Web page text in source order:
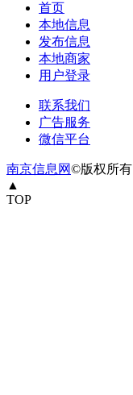
首页
本地信息
发布信息
本地商家
用户登录
联系我们
广告服务
微信平台
南京信息网©版权所有
▲
TOP